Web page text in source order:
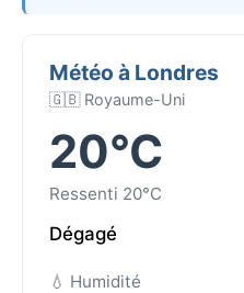
Météo à Londres
🇬🇧 Royaume-Uni
20°C
Ressenti 20°C
Dégagé
💧 Humidité